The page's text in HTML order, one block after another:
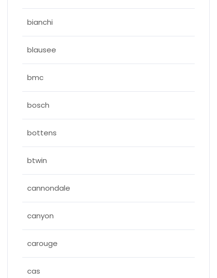
bianchi
blausee
bmc
bosch
bottens
btwin
cannondale
canyon
carouge
cas